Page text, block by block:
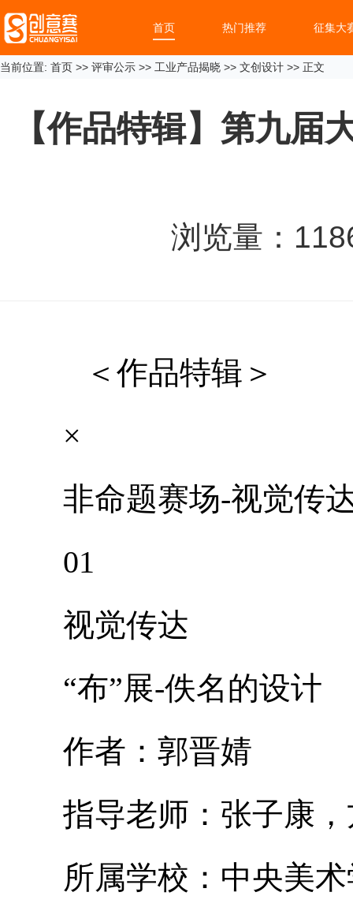
首页 热门推荐 征集大
当前位置: 首页 >> 评审公示 >> 工业产品揭晓 >> 文创设计 >> 正文
【作品特辑】第九届
浏览量：
＜作品特辑＞
×
非命题赛场-视觉传
01
视觉传达
“布”展-佚名的设计
作者：郭晋婧
指导老师：张子康，
所属学校：中央美术